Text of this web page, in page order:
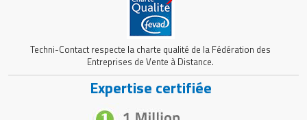
Techni-Contact respecte la charte qualité de la Fédération des
Entreprises de Vente à Distance.
Expertise certifiée